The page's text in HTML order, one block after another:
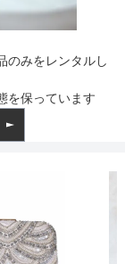
のみをレンタルし
を保っています